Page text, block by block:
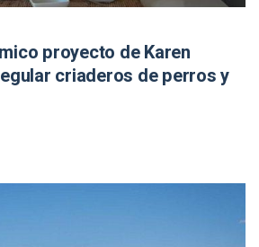
proyecto de Karen
criaderos de perros y